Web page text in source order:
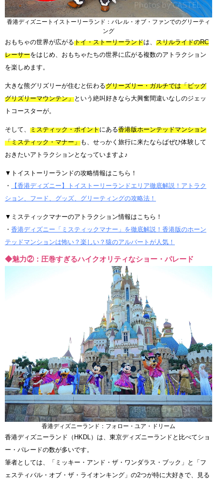
香港ディズニートイストーリーランド：バレル・オブ・ファンでのグリーティ
ング
おもちゃの世界が広がるトイ・ストーリーランドは、 スリルライドのRC
レーサーをはじめ、おもちゃたちの世界に広がる複数のアトラクション
を楽しめます。
大きな熊グリズリーが住むと伝わるグリーズリー・ガルチでは「ビッグ
グリズリーマウンテン」という絶叫好きなら大興奮間違いなしのジェッ
トコースターが。
そして、 ミスティック・ポイントにある香港版ホーンテッドマンション
「ミスティック・マナー」も、せっかく旅行に来たならばぜひ体験して
おきたいアトラクションとなっていますよ♪
▼トイストーリーランドの攻略情報はこちら！
・
【香港ディズニー】トイストーリーランドエリア徹底解説！アトラク
ション、フード、グッズ、グリーティングの攻略法！
▼ミスティックマナーのアトラクション情報はこちら！
・ 香港ディズニー「ミスティックマナー」を徹底解説！香港版のホーン
テッドマンションは怖い？楽しい？猿のアルバートが人気！
◆魅力②：圧巻すぎるハイクオリティなショー・パレード
香港ディズニーランド：フォロー・ユア・ドリーム
香港ディズニーランド（HKDL）は、東京ディズニーランドと比べてショ
ー・パレードの数が多いです。
筆者としては、「ミッキー・アンド・ザ・ワンダラス・ブック」と「フ
ェスティバル・オブ・ザ・ライオンキング」の2つが特に大好きで、見る